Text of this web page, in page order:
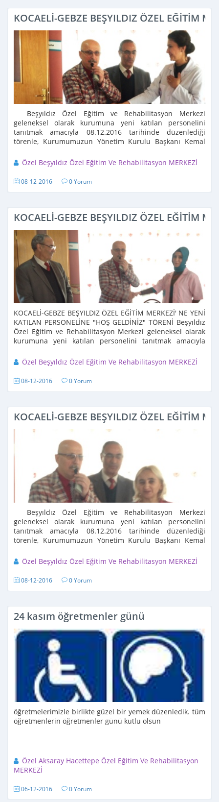
KOCAELİ-GEBZE BEŞYILDIZ ÖZEL EĞİTİM
Beşyıldız Özel Eğitim ve Rehabilitasyon Merkezi
geleneksel olarak kurumuna yeni katılan personelini
tanıtmak amacıyla 08.12.2016 tarihinde düzenlediği
törenle, Kurumumuzun Yönetim Kurulu Başkanı Kemal
Özel Beşyıldız Özel Eğitim Ve Rehabilitasyon MERKEZİ
08-12-2016 0 Yorum
KOCAELİ-GEBZE BEŞYILDIZ ÖZEL EĞİTİM
KOCAELİ-GEBZE BEŞYILDIZ ÖZEL EĞİTİM MERKEZİ' NE YENİ
KATILAN PERSONELİNE "HOŞ GELDİNİZ" TÖRENİ Beşyıldız
Özel Eğitim ve Rehabilitasyon Merkezi geleneksel olarak
kurumuna yeni katılan personelini tanıtmak amacıyla
Özel Beşyıldız Özel Eğitim Ve Rehabilitasyon MERKEZİ
08-12-2016 0 Yorum
KOCAELİ-GEBZE BEŞYILDIZ ÖZEL EĞİTİM
Beşyıldız Özel Eğitim ve Rehabilitasyon Merkezi
geleneksel olarak kurumuna yeni katılan personelini
tanıtmak amacıyla 08.12.2016 tarihinde düzenlediği
törenle, Kurumumuzun Yönetim Kurulu Başkanı Kemal
Özel Beşyıldız Özel Eğitim Ve Rehabilitasyon MERKEZİ
08-12-2016 0 Yorum
24 kasım öğretmenler günü
öğretmelerimizle birlikte güzel bir yemek düzenledik. tüm
öğretmenlerin öğretmenler günü kutlu olsun
Özel Aksaray Hacettepe Özel Eğitim Ve Rehabilitasyon
MERKEZİ
06-12-2016 0 Yorum